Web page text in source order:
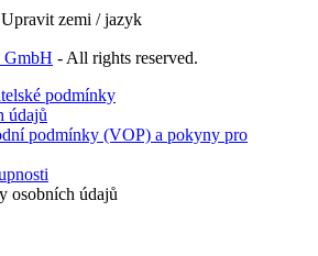
Upravit zemi / jazyk
GmbH - All rights reserved.
podmínky
údajů
podmínky (VOP) a pokyny pro
osobních údajů